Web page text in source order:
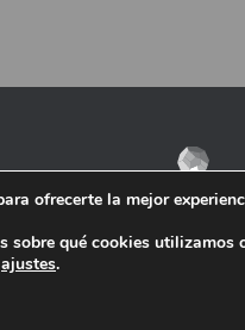
ofrecerte la mejor
sobre qué cookies utilizamos
ajustes.